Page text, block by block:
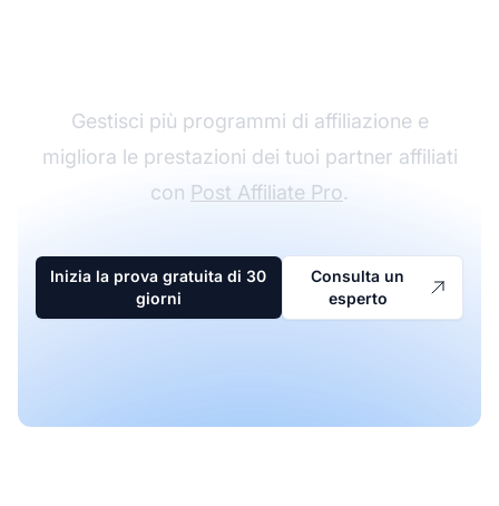
Gestisci più programmi di affiliazione e
migliora le prestazioni dei tuoi partner affiliati
con Post Affiliate Pro.
Inizia la prova gratuita di 30
giorni
Consulta un
esperto